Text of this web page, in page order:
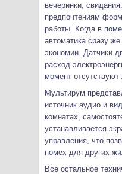
вечеринки,
предпочтениям
работы. Когда в
автоматика сразу
экономии. Датчики
расход
момент
Мультирум
источник аудио и
комнатах,
устанавливается
управления, что
помех для других
Все остальное